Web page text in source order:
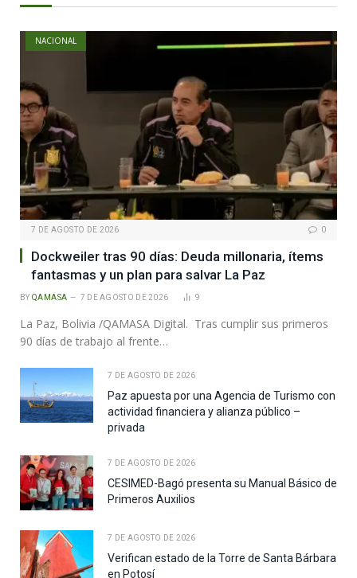
NACIONAL
7 DE AGOSTO DE 2026 0
Dockweiler tras 90 días: Deuda millonaria, ítems
fantasmas y un plan para salvar La Paz
BY QAMASA 7 DE AGOSTO DE 2026 9
La Paz, Bolivia /QAMASA Digital. Tras cumplir sus primeros
90 días de trabajo al frente…
7 DE AGOSTO DE 2026
Paz apuesta por una Agencia de Turismo con
actividad financiera y alianza público –
privada
7 DE AGOSTO DE 2026
CESIMED-Bagó presenta su Manual Básico de
Primeros Auxilios
7 DE AGOSTO DE 2026
Verifican estado de la Torre de Santa Bárbara
en Potosí